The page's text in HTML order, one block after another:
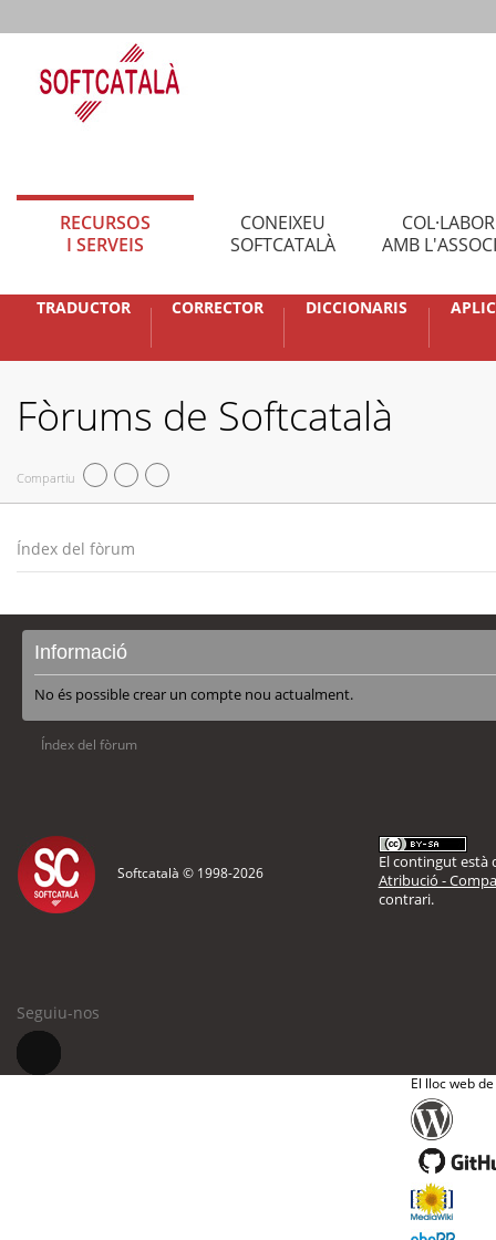
RECURSOS
I SERVEIS
CONEIXEU
SOFTCATALÀ
AMB
TRADUCTOR CORRECTOR DICCIONARIS
Fòrums de Softcatalà
Compartiu
Índex del fòrum
Informació
No és possible crear un compte nou actualment.
Índex del fòrum
Softcatalà © 1998-2026
El contingut està
Atribució -
contrari.
Seguiu-nos
El lloc web